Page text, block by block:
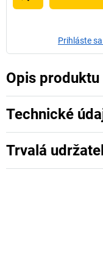
Prihláste
Opis produktu
Technické
Trvalá